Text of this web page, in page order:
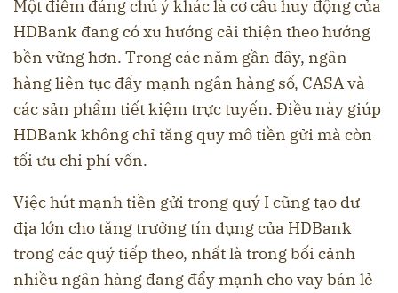
Một điểm đáng chú ý khác là cơ cấu huy động của
HDBank đang có xu hướng cải thiện theo hướng
bền vững hơn. Trong các năm gần đây, ngân
hàng liên tục đẩy mạnh ngân hàng số, CASA và
các sản phẩm tiết kiệm trực tuyến. Điều này giúp
HDBank không chỉ tăng quy mô tiền gửi mà còn
tối ưu chi phí vốn.
Việc hút mạnh tiền gửi trong quý I cũng tạo dư
địa lớn cho tăng trưởng tín dụng của HDBank
trong các quý tiếp theo, nhất là trong bối cảnh
nhiều ngân hàng đang đẩy mạnh cho vay bán lẻ